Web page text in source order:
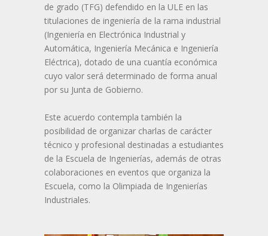
de grado (TFG) defendido en la ULE en las
titulaciones de ingeniería de la rama industrial
(Ingeniería en Electrónica Industrial y
Automática, Ingeniería Mecánica e Ingeniería
Eléctrica), dotado de una cuantía económica
cuyo valor será determinado de forma anual
por su Junta de Gobierno.
Este acuerdo contempla también la
posibilidad de organizar charlas de carácter
técnico y profesional destinadas a estudiantes
de la Escuela de Ingenierías, además de otras
colaboraciones en eventos que organiza la
Escuela, como la Olimpiada de Ingenierías
Industriales.